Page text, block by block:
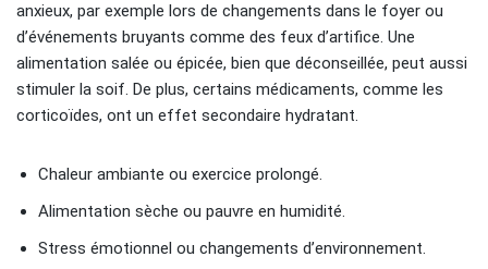
anxieux, par exemple lors de changements dans le foyer ou
d’événements bruyants comme des feux d’artifice. Une
alimentation salée ou épicée, bien que déconseillée, peut aussi
stimuler la soif. De plus, certains médicaments, comme les
corticoïdes, ont un effet secondaire hydratant.
Chaleur ambiante ou exercice prolongé.
Alimentation sèche ou pauvre en humidité.
Stress émotionnel ou changements d’environnement.